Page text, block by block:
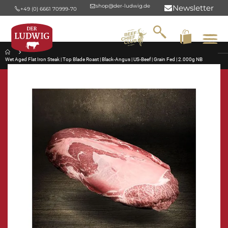
+49 (0) 6661 70999-70 shop@der-ludwig.de Newsletter
Wet Aged Flat Iron Steak | Top Blade Roast | Black-Angus | US-Beef | Grain Fed | 2.000g NB
Zum